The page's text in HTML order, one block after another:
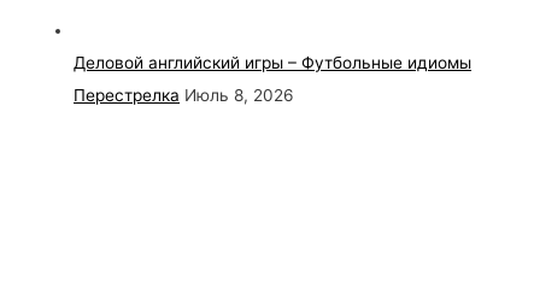
Деловой английский игры – Футбольные идиомы
Перестрелка Июль 8, 2026